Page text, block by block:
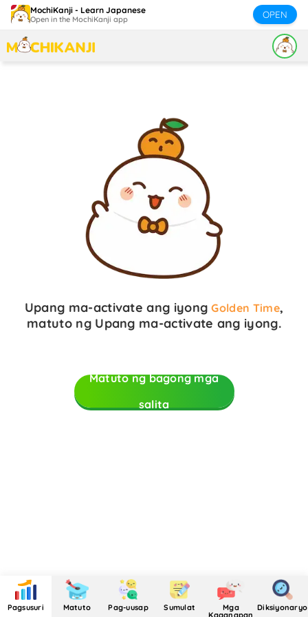
Pagsusuri Matuto Pag-uusap Sumulat Mga
Kaganapan
Diksiyonaryo
MochiKanji - Learn Japanese
Open in the MochiKanji app OPEN
Upang ma-activate ang iyong Golden Time,
matuto ng Upang ma-activate ang iyong.
Matuto ng bagong mga
salita